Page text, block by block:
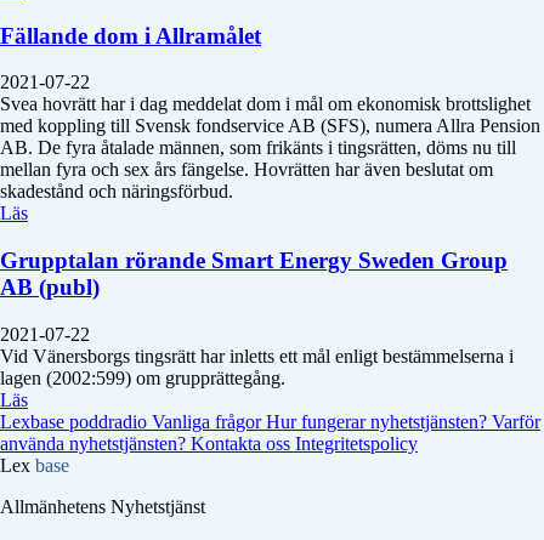
Fällande dom i Allramålet
2021-07-22
Svea hovrätt har i dag meddelat dom i mål om ekonomisk brottslighet
med koppling till Svensk fondservice AB (SFS), numera Allra Pension
AB. De fyra åtalade männen, som frikänts i tingsrätten, döms nu till
mellan fyra och sex års fängelse. Hovrätten har även beslutat om
skadestånd och näringsförbud.
Läs
Grupptalan rörande Smart Energy Sweden Group
AB (publ)
2021-07-22
Vid Vänersborgs tingsrätt har inletts ett mål enligt bestämmelserna i
lagen (2002:599) om grupprättegång.
Läs
Lexbase poddradio Vanliga frågorHur fungerar nyhetstjänsten? Varför
använda nyhetstjänsten? Kontakta oss Integritetspolicy
Lex base
Allmänhetens Nyhetstjänst